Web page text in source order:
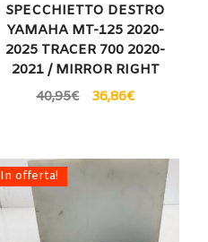
SPECCHIETTO DESTRO
YAMAHA MT-125 2020-
2025 TRACER 700 2020-
2021 / MIRROR RIGHT
40,95€ 36,86€
In offerta!